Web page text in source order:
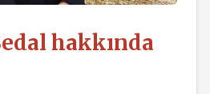
hakkında